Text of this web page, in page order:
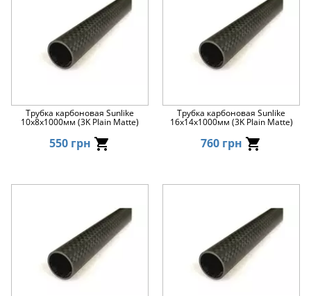
Трубка карбоновая Sunlike
10x8x1000мм (3K Plain Matte)
550 грн
Трубка карбоновая Sunlike
16x14x1000мм (3K Plain Matte)
760 грн